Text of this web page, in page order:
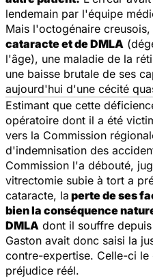
lendemain par l'équipe
Mais l'octogénaire
cataracte et de DMLA
l'âge), une maladie de la
une baisse brutale de ses
aujourd'hui d'une cécité
Estimant que cette
opératoire dont il a été
vers la Commission
d'indemnisation des
Commission l'a débouté,
vitrectomie subie à tort a
cataracte, la perte de ses
bien la conséquence
DMLA dont il souffre
Gaston avait donc saisi la
contre-expertise. Celle-ci
préjudice réél.